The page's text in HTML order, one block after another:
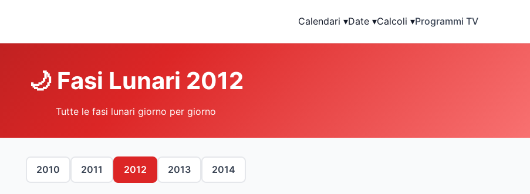
Calendari ▾Date ▾Calcoli ▾Programmi TV
🌙 Fasi Lunari 2012
Tutte le fasi lunari giorno per giorno
2010 2011 2012 2013 2014